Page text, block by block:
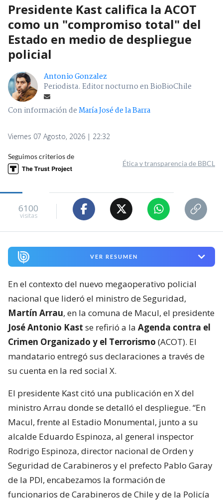
Presidente Kast califica la ACOT
como un "compromiso total" del
Estado en medio de despliegue
policial
Antonio Gonzalez
Periodista. Editor nocturno en BioBioChile
Con información deMaría José de la Barra
Viernes 07 Agosto, 2026 | 22:32
Seguimos criterios de
Ética y transparencia de BBCL
6100
visitas
VER RESUMEN
En el contexto del nuevo megaoperativo policial
nacional que lideró el ministro de Seguridad,
Martín Arrau, en la comuna de Macul, el presidente
José Antonio Kast se refirió a la Agenda contra el
Crimen Organizado y el Terrorismo (ACOT). El
mandatario entregó sus declaraciones a través de
su cuenta en la red social X.
El presidente Kast citó una publicación en X del
ministro Arrau donde se detalló el despliegue. “En
Macul, frente al Estadio Monumental, junto a su
alcalde Eduardo Espinoza, al general inspector
Rodrigo Espinoza, director nacional de Orden y
Seguridad de Carabineros y el prefecto Pablo Garay
de la PDI, encabezamos la formación de
funcionarios de Carabineros de Chile y de la Policía